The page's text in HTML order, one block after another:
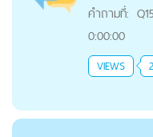
คำถามที่:
0:00:00
VIEWS